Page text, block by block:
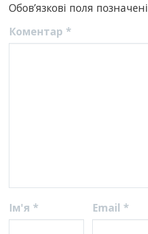
Обов’язкові поля позначені
Коментар *
Ім'я * Email *